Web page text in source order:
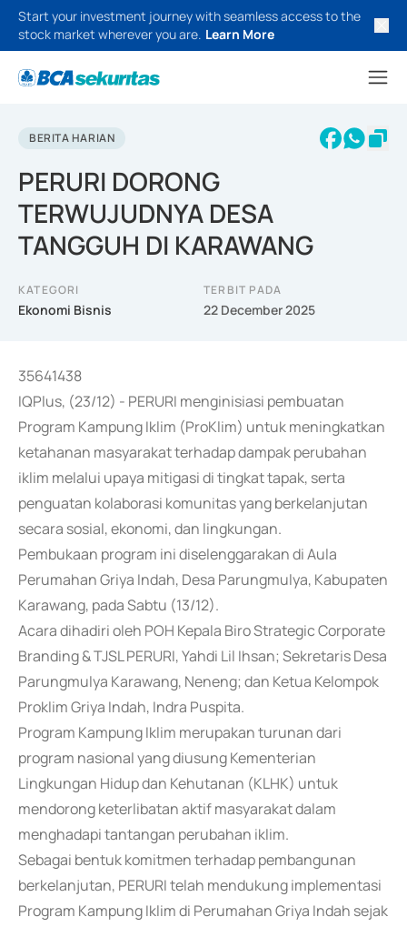
Start your investment journey with seamless access to the
stock market wherever you are. Learn More
BERITA HARIAN
PERURI DORONG
TERWUJUDNYA DESA
TANGGUH DI KARAWANG
KATEGORI
Ekonomi Bisnis
TERBIT PADA
22 December 2025
35641438
IQPlus, (23/12) - PERURI menginisiasi pembuatan
Program Kampung Iklim (ProKlim) untuk meningkatkan
ketahanan masyarakat terhadap dampak perubahan
iklim melalui upaya mitigasi di tingkat tapak, serta
penguatan kolaborasi komunitas yang berkelanjutan
secara sosial, ekonomi, dan lingkungan.
Pembukaan program ini diselenggarakan di Aula
Perumahan Griya Indah, Desa Parungmulya, Kabupaten
Karawang, pada Sabtu (13/12).
Acara dihadiri oleh POH Kepala Biro Strategic Corporate
Branding & TJSL PERURI, Yahdi Lil Ihsan; Sekretaris Desa
Parungmulya Karawang, Neneng; dan Ketua Kelompok
Proklim Griya Indah, Indra Puspita.
Program Kampung Iklim merupakan turunan dari
program nasional yang diusung Kementerian
Lingkungan Hidup dan Kehutanan (KLHK) untuk
mendorong keterlibatan aktif masyarakat dalam
menghadapi tantangan perubahan iklim.
Sebagai bentuk komitmen terhadap pembangunan
berkelanjutan, PERURI telah mendukung implementasi
Program Kampung Iklim di Perumahan Griya Indah sejak